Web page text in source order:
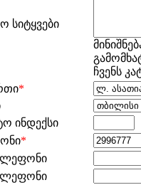
სიტყვები
ჩვენს
*
ინდექსი
*